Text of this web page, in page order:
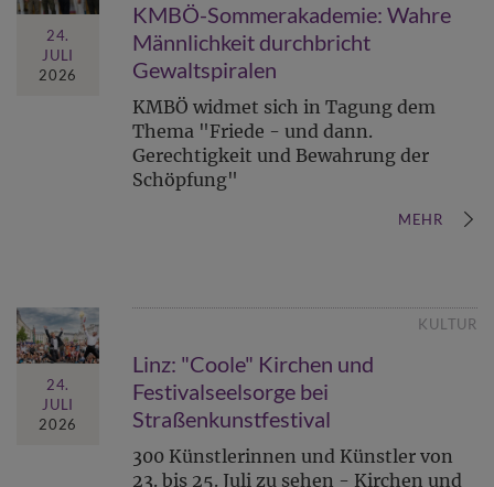
24.
JULI
2026
KMBÖ-Sommerakademie: Wahre
Männlichkeit durchbricht
Gewaltspiralen
KMBÖ widmet sich in Tagung dem
Thema "Friede - und dann.
Gerechtigkeit und Bewahrung der
Schöpfung"
MEHR
24.
JULI
2026
KULTUR
Linz: "Coole" Kirchen und
Festivalseelsorge bei
Straßenkunstfestival
300 Künstlerinnen und Künstler von
23. bis 25. Juli zu sehen - Kirchen und